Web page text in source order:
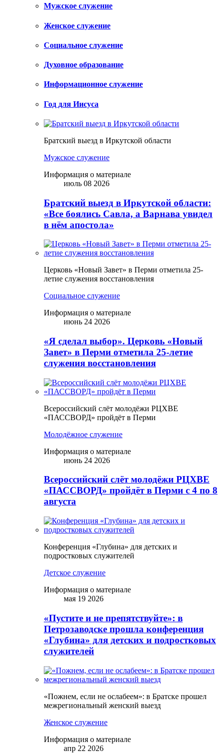
Мужское служение
Женское служение
Социальное служение
Духовное образование
Информационное служение
Год для Иисуса
Братский выезд в Иркутской области
Мужское служение
Информация о материале
июль 08 2026
Братский выезд в Иркутской области:
«Все боялись Савла, а Варнава увидел
в нём апостола»
Церковь «Новый Завет» в Перми отметила 25-
летие служения восстановления
Социальное служение
Информация о материале
июнь 24 2026
«Я сделал выбор». Церковь «Новый
Завет» в Перми отметила 25-летие
служения восстановления
Всероссийский слёт молодёжи РЦХВЕ
«ПАССВОРД» пройдёт в Перми
Молодёжное служение
Информация о материале
июнь 24 2026
Всероссийский слёт молодёжи РЦХВЕ
«ПАССВОРД» пройдёт в Перми с 4 по 8
августа
Конференция «Глубина» для детских и
подростковых служителей
Детское служение
Информация о материале
мая 19 2026
«Пустите и не препятствуйте»: в
Петрозаводске прошла конференция
«Глубина» для детских и подростковых
служителей
«Пожнем, если не ослабеем»: в Братске прошел
межрегиональный женский выезд
Женское служение
Информация о материале
апр 22 2026